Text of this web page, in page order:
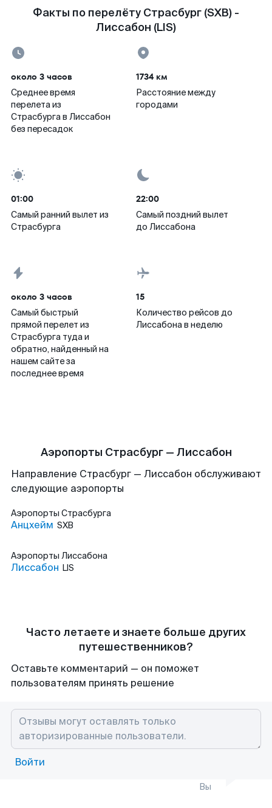
Факты по перелёту Страсбург (SXB) -
Лиссабон (LIS)
около 3 часов
Среднее время
перелета из
Страсбурга в Лиссабон
без пересадок
1734 км
Расстояние между
городами
01:00
Самый ранний вылет из
Страсбурга
22:00
Самый поздний вылет
до Лиссабона
около 3 часов
Самый быстрый
прямой перелет из
Страсбурга туда и
обратно, найденный на
нашем сайте за
последнее время
15
Количество рейсов до
Лиссабона в неделю
Аэропорты Страсбург — Лиссабон
Направление Страсбург — Лиссабон обслуживают
следующие аэропорты
Аэропорты Страсбурга
Анцхейм SXB
Аэропорты Лиссабона
Лиссабон LIS
Часто летаете и знаете больше других
путешественников?
Оставьте комментарий — он поможет
пользователям принять решение
Войти
Вы